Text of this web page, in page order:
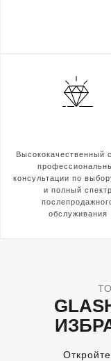
Высококачественный
консультации по
и полный спектр
обслуживания